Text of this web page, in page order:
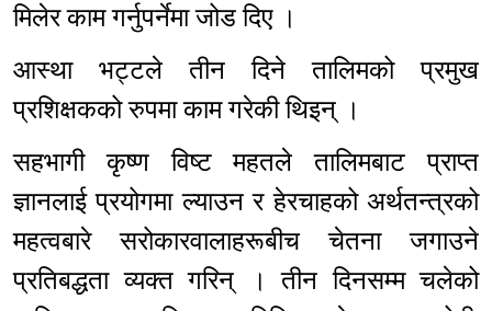
मिलेर काम गर्नुपर्नेमा जोड दिए ।
आस्था भट्टले तीन दिने तालिमको प्रमुख
प्रशिक्षकको रुपमा काम गरेकी थिइन् ।
सहभागी कृष्ण विष्ट महतले तालिमबाट प्राप्त
ज्ञानलाई प्रयोगमा ल्याउन र हेरचाहको अर्थतन्त्रको
महत्वबारे सरोकारवालाहरूबीच चेतना जगाउने
प्रतिबद्धता व्यक्त गरिन् । तीन दिनसम्म चलेको